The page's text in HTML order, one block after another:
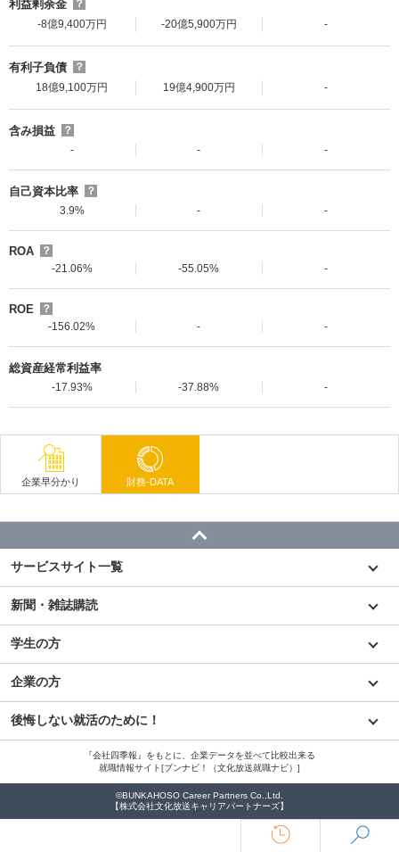
利益剰余金
？
-8億9,400万円
-20億5,900万円 -
有利子負債
？
18億9,100万円
19億4,900万円 -
含み損益
？
-
- -
自己資本比率
？
3.9%
- -
ROA
？
-21.06%
-55.05% -
ROE
？
-156.02%
- -
総資産経常利益率
-17.93% -37.88% -
企業早分かり 財務-DATA
サービスサイト一覧
新聞・雑誌購読
学生の方
企業の方
後悔しない就活のために！
『会社四季報』をもとに、企業データを並べて比較出来る
就職情報サイト[ブンナビ！（文化放送就職ナビ）]
©BUNKAHOSO Career Partners Co.,Ltd.
【株式会社文化放送キャリアパートナーズ】